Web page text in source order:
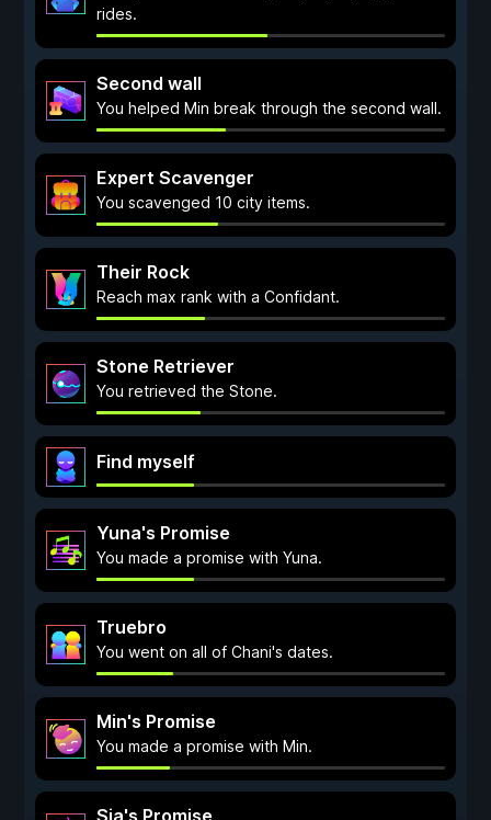
rides.
Second wall
You helped Min break through the second wall.
Expert Scavenger
You scavenged 10 city items.
Their Rock
Reach max rank with a Confidant.
Stone Retriever
You retrieved the Stone.
Find myself
Yuna's Promise
You made a promise with Yuna.
Truebro
You went on all of Chani's dates.
Min's Promise
You made a promise with Min.
Sia's Promise